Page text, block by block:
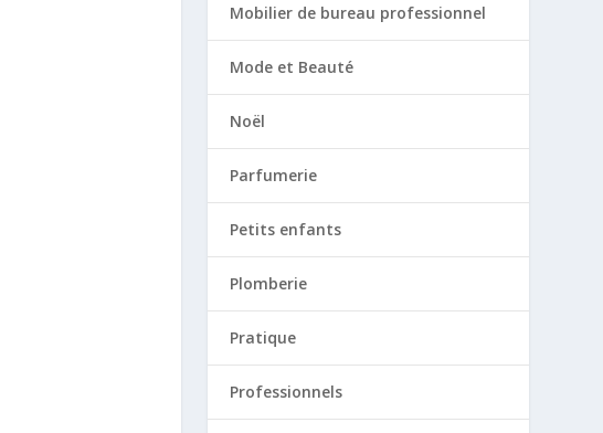
Mobilier de bureau professionnel
Mode et Beauté
Noël
Parfumerie
Petits enfants
Plomberie
Pratique
Professionnels